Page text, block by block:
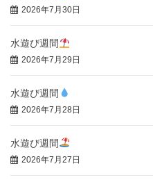
2026年7月30日
水遊び週間
2026年7月29日
水遊び週間
2026年7月28日
水遊び週間
2026年7月27日